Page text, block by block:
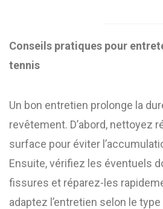
Conseils pratiques pour
tennis
Un bon entretien prolonge la
revêtement. D’abord, nettoyez
surface pour éviter
Ensuite, vérifiez les éventuels
fissures et réparez-les
adaptez l’entretien selon le